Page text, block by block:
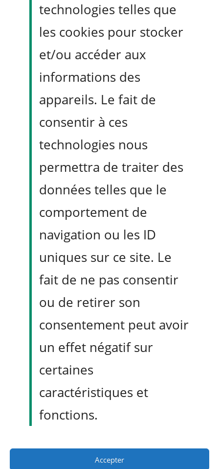
technologies telles que
les cookies pour stocker
et/ou accéder aux
informations des
appareils. Le fait de
consentir à ces
technologies nous
permettra de traiter des
données telles que le
comportement de
navigation ou les ID
uniques sur ce site. Le
fait de ne pas consentir
ou de retirer son
consentement peut avoir
un effet négatif sur
certaines
caractéristiques et
fonctions.
Accepter
Un programme d’expérimentation mature ne repose
pas seulement sur de bons tests. Il repose sur une
méthode, une posture, une capacité à embarquer les
équipes et à piloter l’impact. Découvrez où vous vous
situez aujourd’hui.
Voir mon profil expérimentation →
FWOptimisation
Mathieu Fauveaux consultant indépendant spécialisé en
expérimentation (CRO). J’aide les entreprises à mettre en place
et à le rendre plus performant.
Services formation CRO
Formation CRO produit et marketing
Audit maturité programme CRO
Workshop CRO & services
Workshop - CRO recherche stratégique
Support développement test A/B
Consultant CRO indépendant
Contact